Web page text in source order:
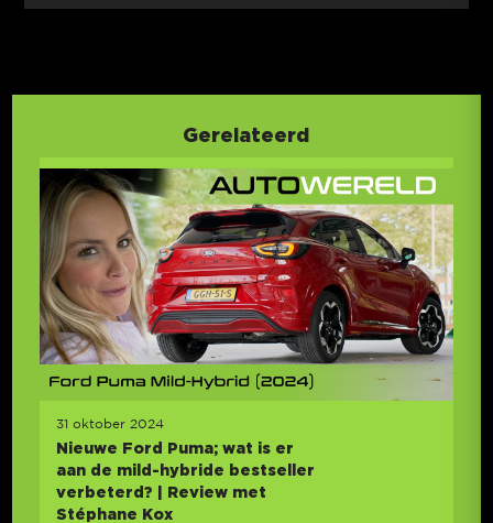
Gerelateerd
31 oktober 2024
Nieuwe Ford Puma; wat is er
aan de mild-hybride bestseller
verbeterd? | Review met
Stéphane Kox